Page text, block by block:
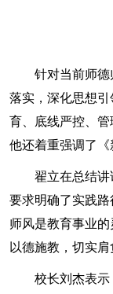
针对当前师
落实，深化思想
育、底线严控、
他还着重强调了
翟立在总结
要求明确了实践
师风是教育事业
以德施教，切实
校长刘杰表